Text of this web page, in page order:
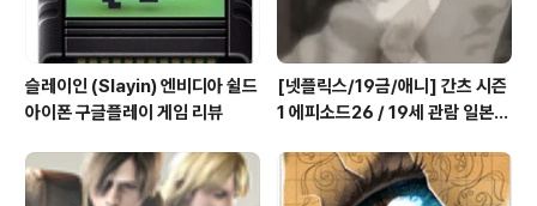
슬레이인 (Slayin) 엔비디아 쉴드
아이폰 구글플레이 게임 리뷰
[넷플릭스/19금/애니] 간츠 시즌
1 에피소드26 / 19세 관람 일본